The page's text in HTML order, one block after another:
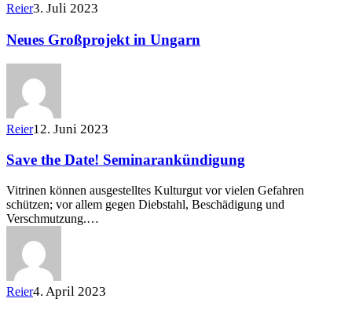
Reier3. Juli 2023
Neues Großprojekt in Ungarn
Reier12. Juni 2023
Save the Date! Seminarankündigung
Vitrinen können ausgestelltes Kulturgut vor vielen Gefahren
schützen; vor allem gegen Diebstahl, Beschädigung und
Verschmutzung.…
Reier4. April 2023